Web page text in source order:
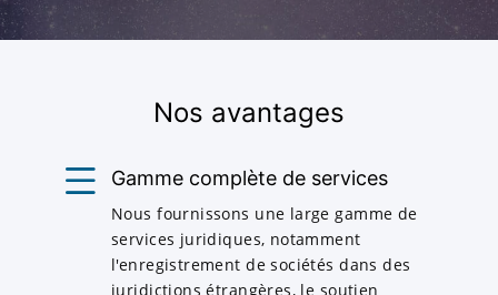
Nos avantages
Gamme complète de services
Nous fournissons une large gamme de
services juridiques, notamment
l'enregistrement de sociétés dans des
juridictions étrangères, le soutien